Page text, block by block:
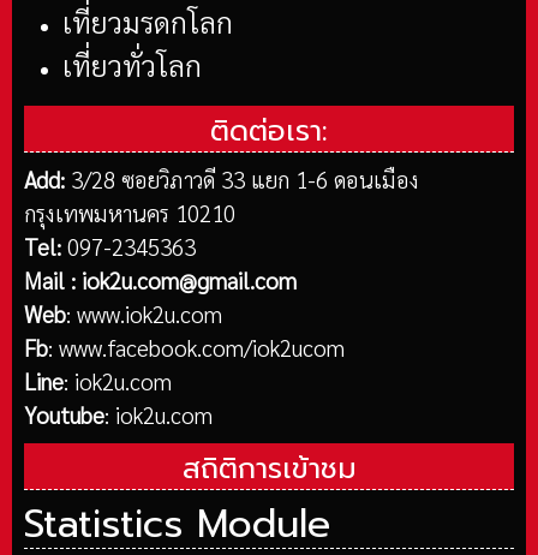
เที่ยวมรดกโลก
เที่ยวทั่วโลก
ติดต่อเรา:
Add: 3/28 ซอยวิภาวดี 33 แยก 1-6 ดอนเมือง
กรุงเทพมหานคร 10210
Tel: 097-2345363
Mail : iok2u.com@gmail.com
Web: www.iok2u.com
Fb: www.facebook.com/iok2ucom
Line: iok2u.com
Youtube: iok2u.com
สถิติการเข้าชม
Statistics Module